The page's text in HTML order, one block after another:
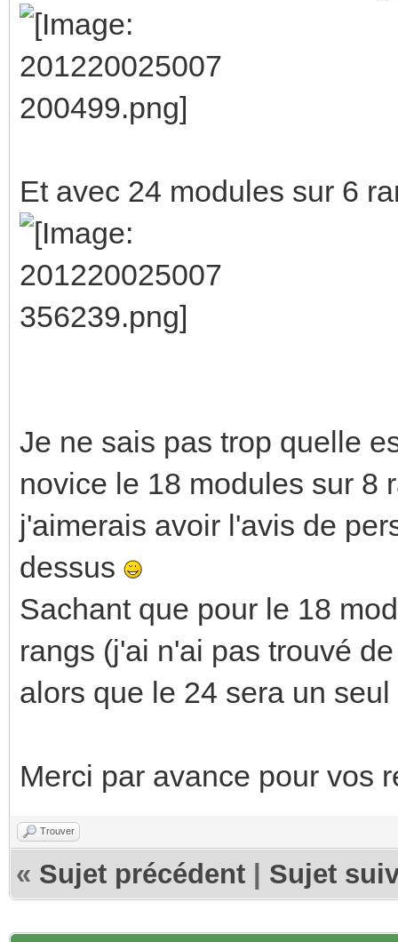
Et avec 24 modules sur 6
Je ne sais pas trop quelle
novice le 18 modules sur 8
j'aimerais avoir l'avis de
dessus
Sachant que pour le 18
rangs (j'ai n'ai pas trouvé
alors que le 24 sera un
Merci par avance pour vos
Trouver
« Sujet précédent Sujet